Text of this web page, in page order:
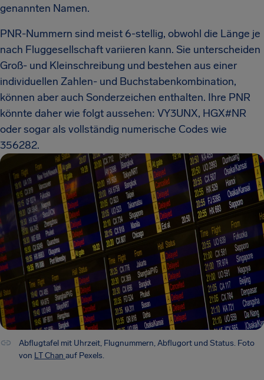
genannten Namen.
PNR-Nummern sind meist 6-stellig, obwohl die Länge je
nach Fluggesellschaft variieren kann. Sie unterscheiden
Groß- und Kleinschreibung und bestehen aus einer
individuellen Zahlen- und Buchstabenkombination,
können aber auch Sonderzeichen enthalten. Ihre PNR
könnte daher wie folgt aussehen: VY3UNX, HGX#NR
oder sogar als vollständig numerische Codes wie
356282.
Abflugtafel mit Uhrzeit, Flugnummern, Abflugort und Status. Foto
von LT Chan auf Pexels.